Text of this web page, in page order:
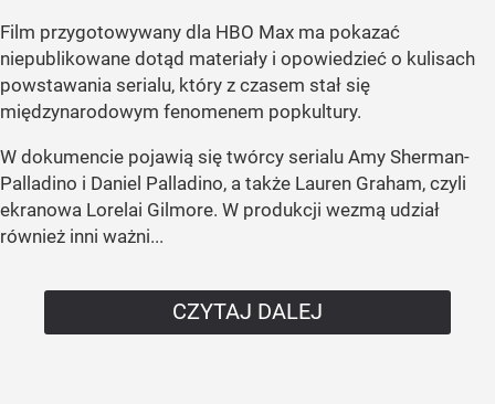
Film przygotowywany dla HBO Max ma pokazać
niepublikowane dotąd materiały i opowiedzieć o kulisach
powstawania serialu, który z czasem stał się
międzynarodowym fenomenem popkultury.
W dokumencie pojawią się twórcy serialu Amy Sherman-
Palladino i Daniel Palladino, a także Lauren Graham, czyli
ekranowa Lorelai Gilmore. W produkcji wezmą udział
również inni ważni...
CZYTAJ DALEJ